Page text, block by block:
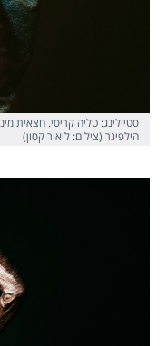
הילפיגר (צילום: ליאור קסון)